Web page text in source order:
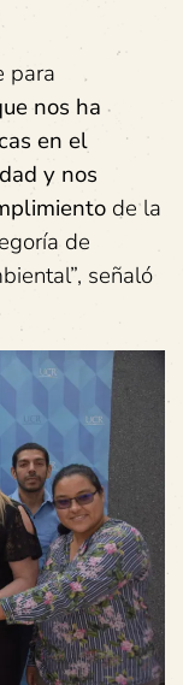
para
nos ha
en el
y nos
de la
de
señaló